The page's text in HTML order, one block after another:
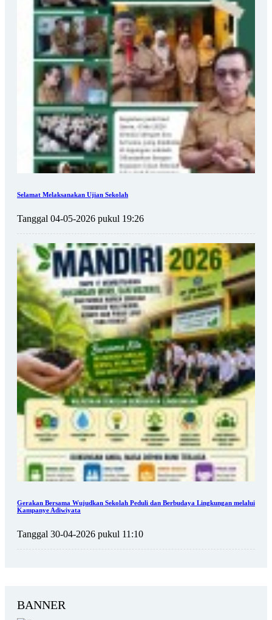
Selamat Melaksanakan Ujian Sekolah
Tanggal 04-05-2026 pukul 19:26
Gerakan Bersama Wujudkan Sekolah Peduli dan Berbudaya Lingkungan melalui
Kampanye Adiwiyata
Tanggal 30-04-2026 pukul 11:10
BANNER